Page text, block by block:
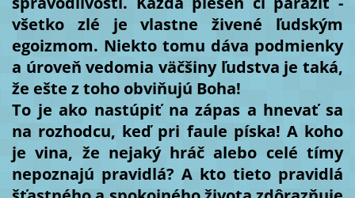
všetko zlé je vlastne živené ľudským
egoizmom. Niekto tomu dáva podmienky
a úroveň vedomia väčšiny ľudstva je taká,
že ešte z toho obviňujú Boha!
To je ako nastúpiť na zápas a hnevať sa
na rozhodcu, keď pri faule píska! A koho
je vina, že nejaký hráč alebo celé tímy
nepoznajú pravidlá? A kto tieto pravidlá